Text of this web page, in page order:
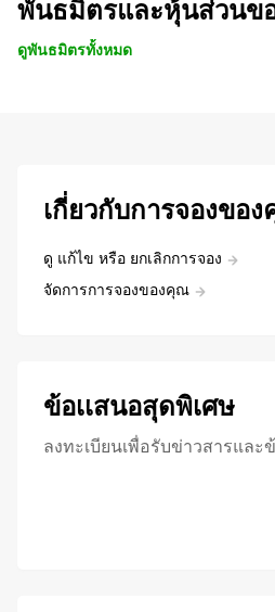
พันธมิตรและหุ้นส่วนขอ
ดูพันธมิตรทั้งหมด
เกี่ยวกับการจองขอ
ดู แก้ไข หรือ ยกเลิกการจอง
จัดการการจองของคุณ
ข้อเเสนอสุดพิเศษ
ลงทะเบียนเพื่อรับข่าวสารและ